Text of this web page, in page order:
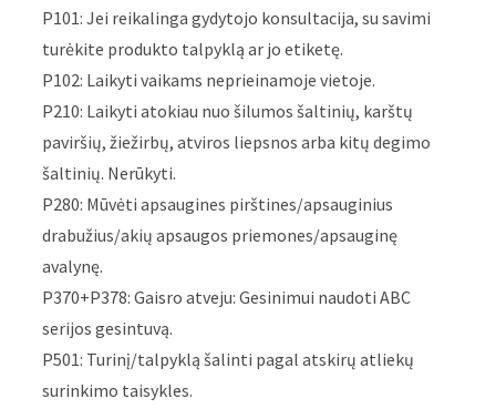
P101: Jei reikalinga gydytojo konsultacija, su savimi
turėkite produkto talpyklą ar jo etiketę.
P102: Laikyti vaikams neprieinamoje vietoje.
P210: Laikyti atokiau nuo šilumos šaltinių, karštų
paviršių, žiežirbų, atviros liepsnos arba kitų degimo
šaltinių. Nerūkyti.
P280: Mūvėti apsaugines pirštines/apsauginius
drabužius/akių apsaugos priemones/apsauginę
avalynę.
P370+P378: Gaisro atveju: Gesinimui naudoti ABC
serijos gesintuvą.
P501: Turinį/talpyklą šalinti pagal atskirų atliekų
surinkimo taisykles.